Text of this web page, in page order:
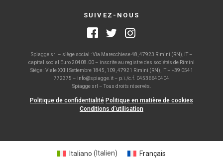
SUIVEZ-NOUS
Spiagge srl – siège social : Via Marecchiese 48, 47923 Rimini (RN), IT –
capital social Euro 20408.00 – inscrite au registre des sociétés de Rimini
Siège : Viale XXIII Settembre 1845, 109, 47921 Rimini (RN), IT – +39 0541
772375 – info@spiagge.it – p.i./c.f. 04536640404
Spiagge srl – Tous droits réservés.
Politique de confidentialité Politique en matière de cookies
Conditions d’utilisation
Italiano ( Italien) Français